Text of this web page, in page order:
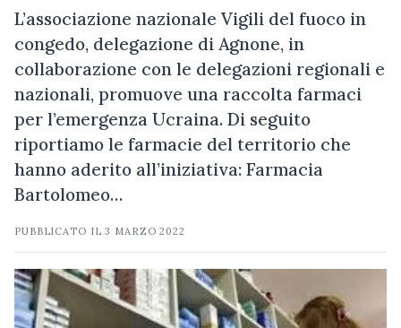
L’associazione nazionale Vigili del fuoco in
congedo, delegazione di Agnone, in
collaborazione con le delegazioni regionali e
nazionali, promuove una raccolta farmaci
per l’emergenza Ucraina. Di seguito
riportiamo le farmacie del territorio che
hanno aderito all’iniziativa: Farmacia
Bartolomeo…
PUBBLICATO IL3 MARZO 2022